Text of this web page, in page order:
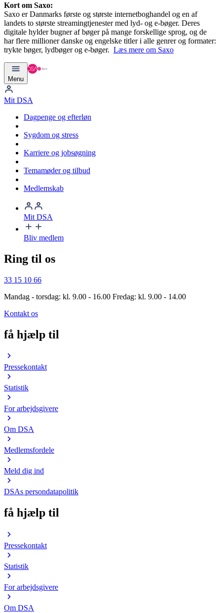
Kort om Saxo:
Saxo er Danmarks første og største internetboghandel og en af
landets to største streamingtjenester med lyd- og e-bøger. Deres
digitale hylder bugner af bøger på mange forskellige sprog, og de
har flere millioner danske og engelske titler i alle genrer og formater:
trykte bøger, lydbøger og e-bøger. Læs mere om Saxo
Menu
Mit DSA
Dagpenge og efterløn
Sygdom og stress
Karriere og jobsøgning
Temamøder og tilbud
Medlemskab
Mit DSA
Bliv medlem
Ring til os
33 15 10 66
Mandag - torsdag: kl. 9.00 - 16.00 Fredag: kl. 9.00 - 14.00
Kontakt os
få hjælp til
Pressekontakt
Statistik
For arbejdsgivere
Om DSA
Medlemsfordele
Meld dig ind
DSAs persondatapolitik
få hjælp til
Pressekontakt
Statistik
For arbejdsgivere
Om DSA